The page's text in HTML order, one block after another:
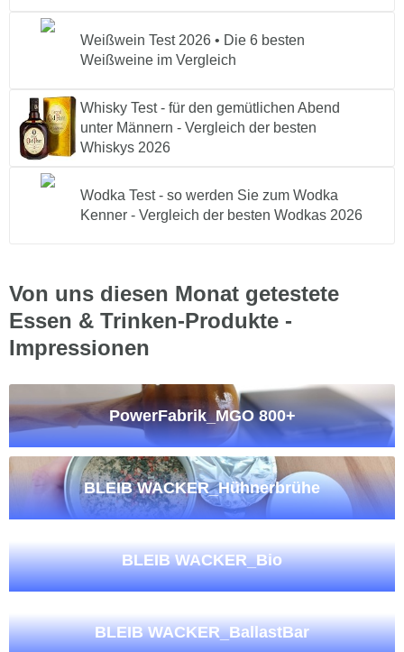
Weißwein Test 2026 • Die 6 besten
Weißweine im Vergleich
Whisky Test - für den gemütlichen Abend
unter Männern - Vergleich der besten
Whiskys 2026
Wodka Test - so werden Sie zum Wodka
Kenner - Vergleich der besten Wodkas 2026
Von uns diesen Monat getestete
Essen & Trinken-Produkte -
Impressionen
PowerFabrik_MGO 800+
BLEIB WACKER_Hühnerbrühe
BLEIB WACKER_Bio
BLEIB WACKER_BallastBar